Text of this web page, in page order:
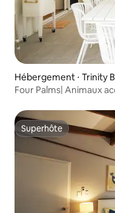
Hébergement ⋅ Trinity
Four Palms| Animaux
Superhôte
Superhôte